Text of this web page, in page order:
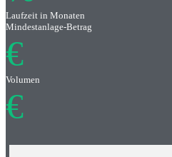
Laufzeit in Monaten
Mindestanlage-Betrag
€
Volumen
€